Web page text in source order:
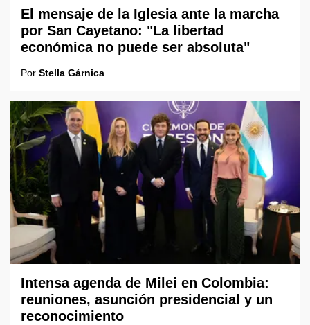
El mensaje de la Iglesia ante la marcha
por San Cayetano: "La libertad
económica no puede ser absoluta"
Por Stella Gárnica
Intensa agenda de Milei en Colombia:
reuniones, asunción presidencial y un
reconocimiento